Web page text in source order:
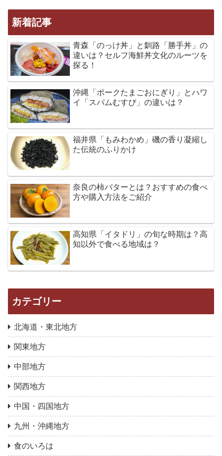
新着記事
青森「のっけ丼」と釧路「勝手丼」の
違いは？セルフ海鮮丼文化のルーツを
探る！
沖縄「ポークたまごおにぎり」とハワ
イ「スパムむすび」の違いは？
福井県「もみわかめ」磯の香り凝縮し
た伝統のふりかけ
奈良の柿バターとは？おすすめの食べ
方や購入方法をご紹介
高知県「イタドリ」の旬な時期は？高
知以外で食べる地域は？
カテゴリー
北海道・東北地方
関東地方
中部地方
関西地方
中国・四国地方
九州・沖縄地方
食のいろは